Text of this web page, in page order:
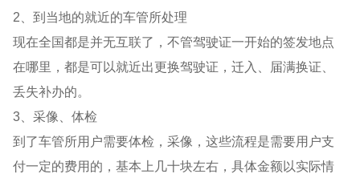
2、到当地的就近的车管所处理
现在全国都是并无互联了，不管驾驶证一开始的签发地点
在哪里，都是可以就近出更换驾驶证，迁入、届满换证、
丢失补办的。
3、采像、体检
到了车管所用户需要体检，采像，这些流程是需要用户支
付一定的费用的，基本上几十块左右，具体金额以实际情